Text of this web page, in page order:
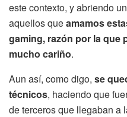
este contexto, y abriendo
aquellos queamamos
gaming, razón por la que
mucho cariño.
Aun así, como digo, se
técnicos, haciendo que
de terceros que llegaban a